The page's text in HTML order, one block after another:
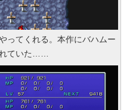
ってくれる。本作にバハムー
ていた……